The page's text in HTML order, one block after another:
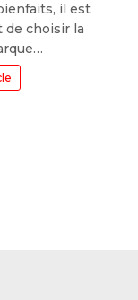
il est
de choisir la